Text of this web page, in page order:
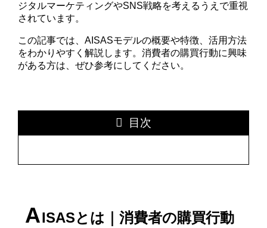
ジタルマーケティングやSNS戦略を考えるうえで重視
されています。
この記事では、AISASモデルの概要や特徴、活用方法
をわかりやすく解説します。消費者の購買行動に興味
がある方は、ぜひ参考にしてください。
目次
AISASとは｜消費者の購買行動